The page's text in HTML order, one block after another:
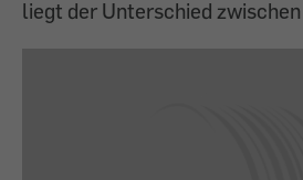
liegt der Unterschied zwischen